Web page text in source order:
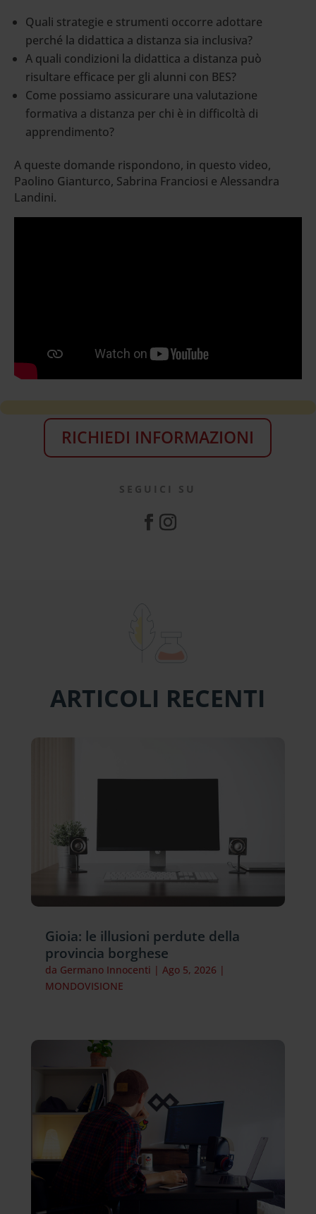
Quali strategie e strumenti occorre adottare
perché la didattica a distanza sia inclusiva?
A quali condizioni la didattica a distanza può
risultare efficace per gli alunni con BES?
Come possiamo assicurare una valutazione
formativa a distanza per chi è in difficoltà di
apprendimento?
A queste domande rispondono, in questo video,
Paolino Gianturco, Sabrina Franciosi e Alessandra
Landini.
RICHIEDI INFORMAZIONI
SEGUICI SU
ARTICOLI RECENTI
Gioia: le illusioni perdute della
provincia borghese
da Germano Innocenti | Ago 5, 2026 |
MONDOVISIONE